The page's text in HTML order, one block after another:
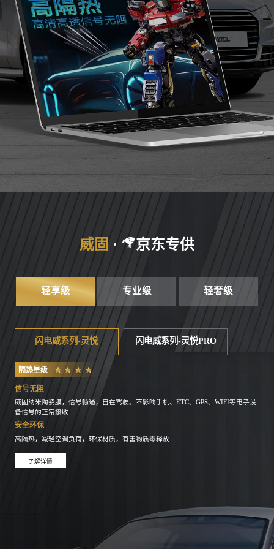
轻享级 专业级 轻奢级
闪电威系列-灵悦 闪电威系列-灵悦PRO
隔热星级
信号无阻
威固纳米陶瓷膜，信号畅通，自在驾驶。不影响手机、ETC、GPS、WIFI等电子设
备信号的正常接收
安全环保
高隔热，减轻空调负荷，环保材质，有害物质零释放
了解详情